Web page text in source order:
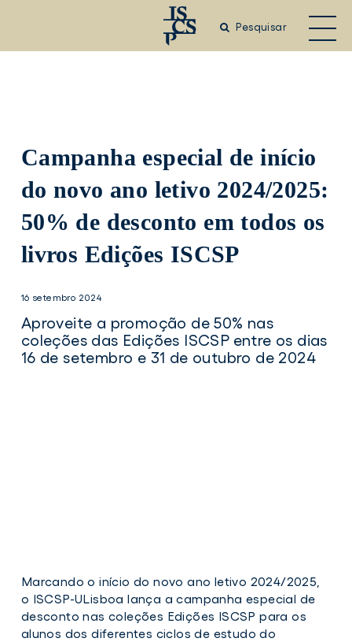
Pesquisar
Campanha especial de início
do novo ano letivo 2024/2025:
50% de desconto em todos os
livros Edições ISCSP
16 setembro 2024
Aproveite a promoção de 50% nas
coleções das Edições ISCSP entre os dias
16 de setembro e 31 de outubro de 2024
Marcando o início do novo ano letivo 2024/2025,
o ISCSP-ULisboa lança a campanha especial de
desconto nas coleções Edições ISCSP para os
alunos dos diferentes ciclos de estudo do